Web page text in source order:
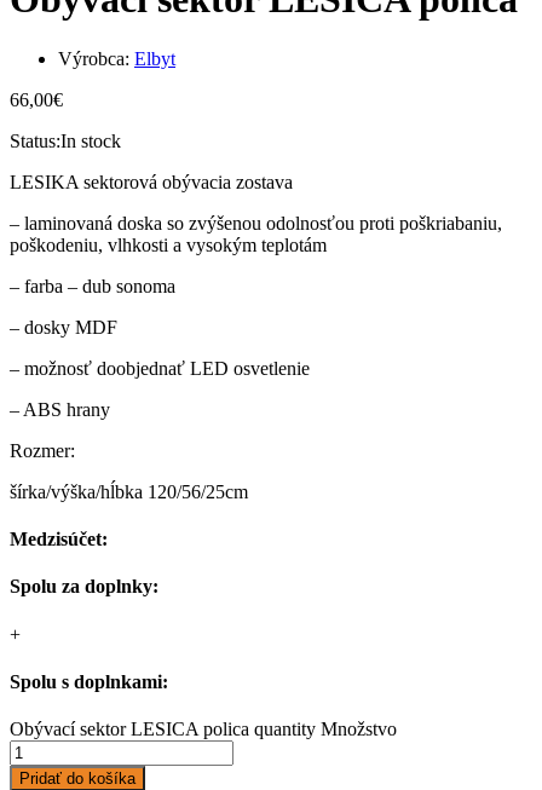
Výrobca: Elbyt
66,00€
Status:In stock
LESIKA sektorová obývacia zostava
– laminovaná doska so zvýšenou odolnosťou proti poškriabaniu,
poškodeniu, vlhkosti a vysokým teplotám
– farba – dub sonoma
– dosky MDF
– možnosť doobjednať LED osvetlenie
– ABS hrany
Rozmer:
šírka/výška/hĺbka 120/56/25cm
Medzisúčet:
Spolu za doplnky:
+
Spolu s doplnkami:
Obývací sektor LESICA polica quantity Množstvo
Pridať do košíka